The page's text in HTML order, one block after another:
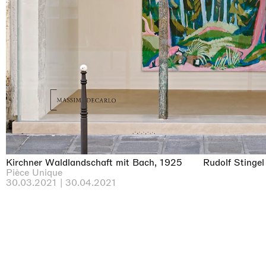
Kirchner Waldlandschaft mit Bach, 1925
Pièce Unique
30.03.2021 | 30.04.2021
Rudolf Stingel